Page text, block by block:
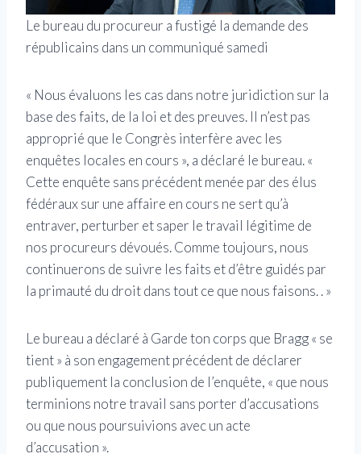
Le bureau du procureur a fustigé la demande des
républicains dans un communiqué samedi
« Nous évaluons les cas dans notre juridiction sur la
base des faits, de la loi et des preuves. Il n’est pas
approprié que le Congrès interfère avec les
enquêtes locales en cours », a déclaré le bureau. «
Cette enquête sans précédent menée par des élus
fédéraux sur une affaire en cours ne sert qu’à
entraver, perturber et saper le travail légitime de
nos procureurs dévoués. Comme toujours, nous
continuerons de suivre les faits et d’être guidés par
la primauté du droit dans tout ce que nous faisons. . »
Le bureau a déclaré à Garde ton corps que Bragg « se
tient » à son engagement précédent de déclarer
publiquement la conclusion de l’enquête, « que nous
terminions notre travail sans porter d’accusations
ou que nous poursuivions avec un acte
d’accusation ».